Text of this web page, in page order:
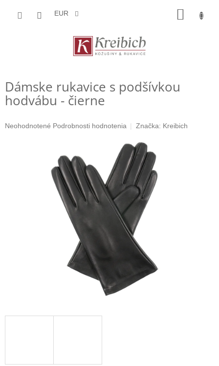
EUR
Dámske rukavice s podšívkou
hodvábu - čierne
Priemerné
Neohodnotené Podrobnosti hodnotenia Značka: Kreibich